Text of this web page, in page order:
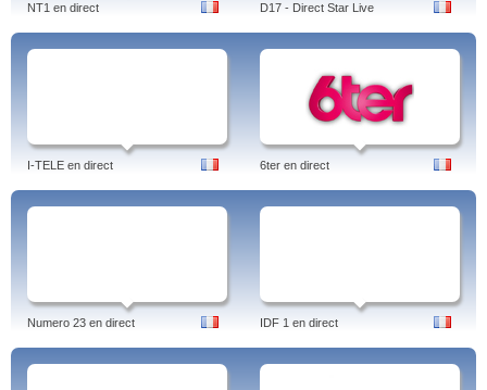
NT1 en direct D17 - Direct Star Live
I-TELE en direct 6ter en direct
Numero 23 en direct IDF 1 en direct